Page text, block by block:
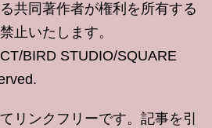
共同著作者が権利を所有する
止いたします。
BIRD STUDIO/SQUARE
リンクフリーです。記事を引